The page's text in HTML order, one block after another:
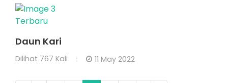
Terbaru
Daun Kari
Dilihat 767 Kali 11 May 2022